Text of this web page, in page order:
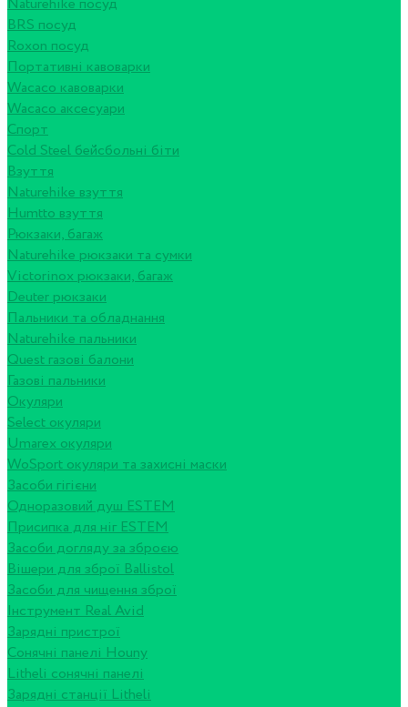
Naturehike посуд
BRS посуд
Roxon посуд
Портативні кавоварки
Wacaco кавоварки
Wacaco аксесуари
Спорт
Cold Steel бейсбольні біти
Взуття
Naturehike взуття
Humtto взуття
Рюкзаки, багаж
Naturehike рюкзаки та сумки
Victorinox рюкзаки, багаж
Deuter рюкзаки
Пальники та обладнання
Naturehike пальники
Quest газові балони
Газові пальники
Окуляри
Select окуляри
Umarex окуляри
WoSport окуляри та захисні маски
Засоби гігієни
Одноразовий душ ESTEM
Присипка для ніг ESTEM
Засоби догляду за зброєю
Вішери для зброї Ballistol
Засоби для чищення зброї
Інструмент Real Avid
Зарядні пристрої
Сонячні панелі Houny
Litheli сонячні панелі
Зарядні станції Litheli